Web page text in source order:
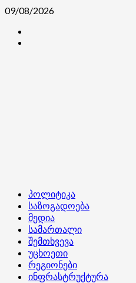
Skip
content
09/08/2026
Primary
Menu
პოლიტიკა
საზოგადოება
მედია
სამართალი
შემთხვევა
უცხოეთი
რეგიონები
ინფრასტრუქტურა